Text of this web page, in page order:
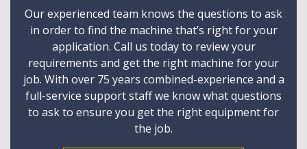
Our experienced team knows the questions to ask
in order to find the machine that’s right for your
application. Call us today to review your
requirements and get the right machine for your
job. With over 75 years combined-experience and a
full-service support staff we know what questions
to ask to ensure you get the right equipment for
the job.